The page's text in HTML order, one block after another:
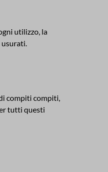
utilizzo, la
compiti compiti,
tutti questi